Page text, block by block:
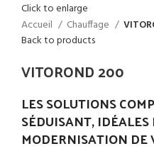
Click to enlarge
Accueil
Chauffage
Back to products
VITOROND 200
LES SOLUTIONS
SÉDUISANT, IDÉALES
MODERNISATION DE